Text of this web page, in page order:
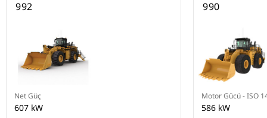
992
Net Güç
607 kW
990
Motor Gücü - ISO
586 kW